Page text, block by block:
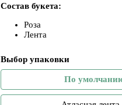
Состав букета:
Роза
Лента
Выбор упаковки
По